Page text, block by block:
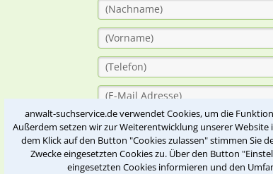
anwalt-suchservice.de verwendet Cookies, um die
Außerdem setzen wir zur Weiterentwicklung unserer
dem Klick auf den Button "Cookies zulassen" stimmen Sie
Zwecke eingesetzten Cookies zu. Über den Button
eingesetzten Cookies informieren und den